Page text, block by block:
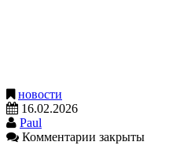
новости
16.02.2026
Paul
Комментарии закрыты